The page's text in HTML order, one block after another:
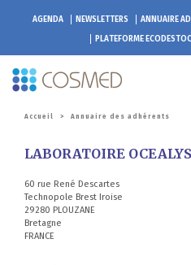
AGENDA NEWSLETTERS ANNUAIRE
PLATEFORME
Accueil > Annuaire des adhérents
LABORATOIRE OCEALYS
60 rue René Descartes
Technopole Brest Iroise
29280 PLOUZANE
Bretagne
FRANCE